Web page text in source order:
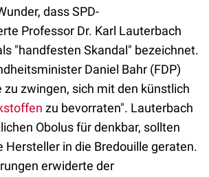
dass SPD-
Professor Dr. Karl Lauterbach
"handfesten Skandal" bezeichnet.
Daniel Bahr (FDP)
zu zwingen, sich mit den künstlich
zu bevorraten". Lauterbach
Obolus für denkbar, sollten
Hersteller in die Bredouille geraten.
erwiderte der